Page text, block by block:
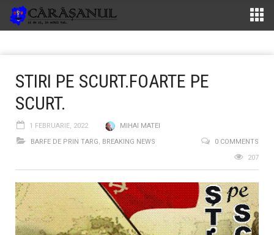
STIRI PE SCURT.FOARTE PE
SCURT.
1 FEBRUARIE, 2022
MIHAI MATEI
BARFE DE PRIN TARG, BREAKING NEWS
0 COMMENTS
207